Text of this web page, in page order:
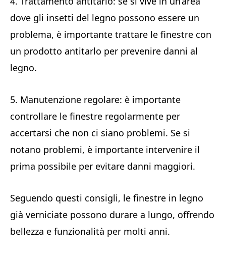
dove gli insetti del legno possono essere un
problema, è importante trattare le finestre con
un prodotto antitarlo per prevenire danni al
legno.
5. Manutenzione regolare: è importante
controllare le finestre regolarmente per
accertarsi che non ci siano problemi. Se si
notano problemi, è importante intervenire il
prima possibile per evitare danni maggiori.
Seguendo questi consigli, le finestre in legno
già verniciate possono durare a lungo, offrendo
bellezza e funzionalità per molti anni.